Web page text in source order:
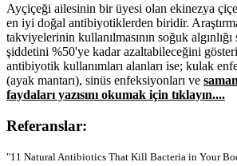
Ayçiçeği ailesinin bir üyesi olan ekinezya
en iyi doğal antibiyotiklerden biridir.
takviyelerinin kullanılmasının soğuk algınlığı
şiddetini %50'ye kadar azaltabileceğini
antibiyotik kullanımları alanları ise; kulak
(ayak mantarı), sinüs enfeksiyonları ve
faydaları yazısını okumak için tıklayın....
Referanslar:
"11 Natural Antibiotics That Kill Bacteria in Your